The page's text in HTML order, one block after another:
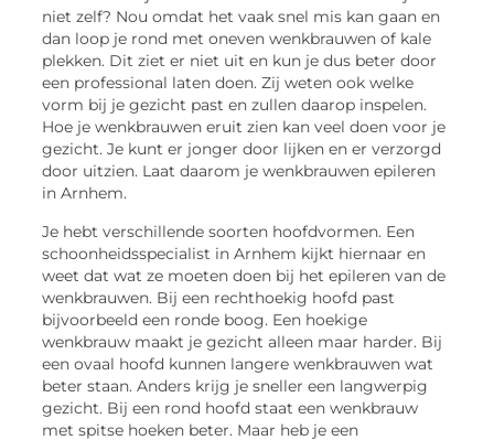
niet zelf? Nou omdat het vaak snel mis kan gaan en
dan loop je rond met oneven wenkbrauwen of kale
plekken. Dit ziet er niet uit en kun je dus beter door
een professional laten doen. Zij weten ook welke
vorm bij je gezicht past en zullen daarop inspelen.
Hoe je wenkbrauwen eruit zien kan veel doen voor je
gezicht. Je kunt er jonger door lijken en er verzorgd
door uitzien. Laat daarom je wenkbrauwen epileren
in Arnhem.
Je hebt verschillende soorten hoofdvormen. Een
schoonheidsspecialist in Arnhem kijkt hiernaar en
weet dat wat ze moeten doen bij het epileren van de
wenkbrauwen. Bij een rechthoekig hoofd past
bijvoorbeeld een ronde boog. Een hoekige
wenkbrauw maakt je gezicht alleen maar harder. Bij
een ovaal hoofd kunnen langere wenkbrauwen wat
beter staan. Anders krijg je sneller een langwerpig
gezicht. Bij een rond hoofd staat een wenkbrauw
met spitse hoeken beter. Maar heb je een